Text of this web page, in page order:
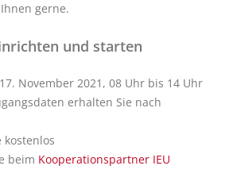
gerne.
und starten
November 2021, 08 Uhr bis 14 Uhr
erhalten Sie nach
kostenlos
beim Kooperationspartner IEU